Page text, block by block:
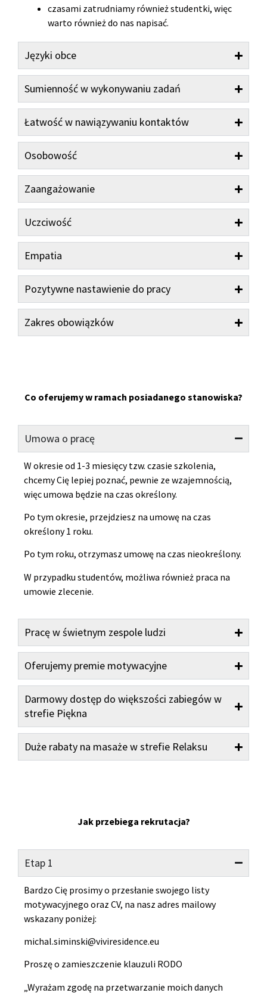
czasami zatrudniamy również studentki, więc
warto również do nas napisać.
Języki obce
Sumienność w wykonywaniu zadań
Łatwość w nawiązywaniu kontaktów
Osobowość
Zaangażowanie
Uczciwość
Empatia
Pozytywne nastawienie do pracy
Zakres obowiązków
Co oferujemy w ramach posiadanego stanowiska?
Umowa o pracę
W okresie od 1-3 miesięcy tzw. czasie szkolenia,
chcemy Cię lepiej poznać, pewnie ze wzajemnością,
więc umowa będzie na czas określony.
Po tym okresie, przejdziesz na umowę na czas
określony 1 roku.
Po tym roku, otrzymasz umowę na czas nieokreślony.
W przypadku studentów, możliwa również praca na
umowie zlecenie.
Pracę w świetnym zespole ludzi
Oferujemy premie motywacyjne
Darmowy dostęp do większości zabiegów w
strefie Piękna
Duże rabaty na masaże w strefie Relaksu
Jak przebiega rekrutacja?
Etap 1
Bardzo Cię prosimy o przesłanie swojego listy
motywacyjnego oraz CV, na nasz adres mailowy
wskazany poniżej:
michal.siminski@viviresidence.eu
Proszę o zamieszczenie klauzuli RODO
„Wyrażam zgodę na przetwarzanie moich danych